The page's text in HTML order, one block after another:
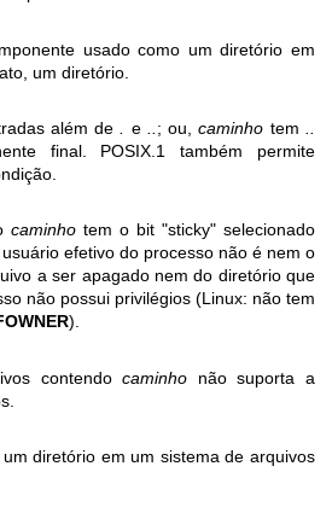
usado como um diretório em
um diretório.
além de e ; ou,caminho tem
final. POSIX.1 também permite
caminho tem o bit "sticky" selecionado
efetivo do processo não é nem o
a ser apagado nem do diretório que
não possui privilégios (Linux: não tem
).
contendocaminho não suporta a
diretório em um sistema de arquivos